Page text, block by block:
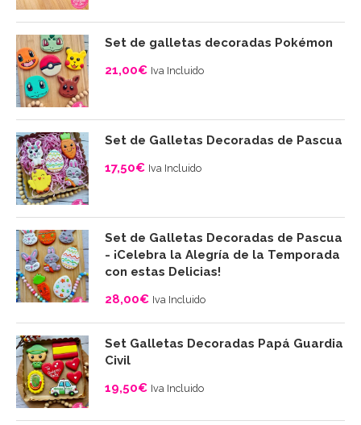
Set de galletas decoradas Pokémon
21,00€ Iva Incluido
Set de Galletas Decoradas de Pascua
17,50€ Iva Incluido
Set de Galletas Decoradas de Pascua
- ¡Celebra la Alegría de la Temporada
con estas Delicias!
28,00€ Iva Incluido
Set Galletas Decoradas Papá Guardia
Civil
19,50€ Iva Incluido